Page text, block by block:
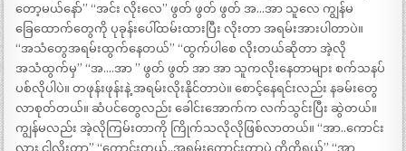
တော့မယ်နော်” “အင်း လိုးလေ” ဖွတ် ဖွတ် ဖွတ် အ…အာ သူလေ ကျွန်မ
ခြေထောက်တွေကို ပုခုန်းပေါ်ထမ်းထားပြီး လိုးတာ အရမ်းအားပါတာပဲ။
“အသံတွေအရမ်းထွက်နေတယ်” “ထွက်ပါစေ လိုးတယ်ဆိုတာ အဲ့လို
အသံထွက်မှ” “အ….အာ ” ဖွတ် ဖွတ် အာ အာ သူကလိုးနေတာများ စက်သနပ်
ပစ်လိုပါပဲ။ တဖုန်းဖုန်းနဲ့ အရမ်းလိုးနိုင်တာပဲ။ စောင့်နေရင်းလည်း နခမ်းတွေ
လာစုတ်တယ်။ ဆံပင်တွေလည်း ခေါင်းအောက်က လက်သွင်းပြီး ဆွဲတယ်။
ကျွန်မလည်း အဲ့လိုကြမ်းတာကို ကြိုက်သလိုလိုဖြစ်လာတယ်။ “အာ..ကောင်း
လား ငါလိုးတာ” “ကောင်းတယ်..အရမ်းကောင်းတာပဲ ကိုကိုရယ်” “အာ